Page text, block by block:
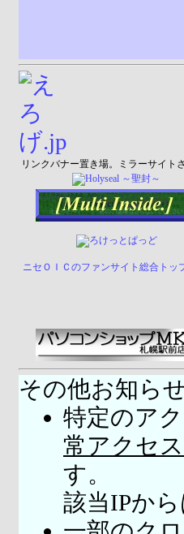
リンクバナー置き場。ミラーサイト
ニセＯＩＣのファンサイト総合トッ
その他お知ら
特定のア
常アクセ
す。
該当IPか